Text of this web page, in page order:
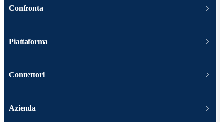
Confronta
Piattaforma
Connettori
Azienda